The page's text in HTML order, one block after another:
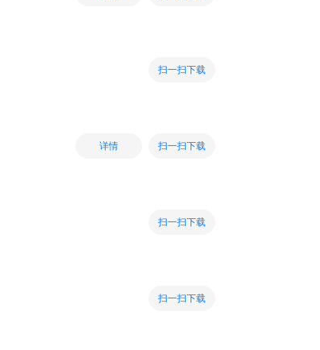
扫一扫下载
详情 扫一扫下载
扫一扫下载
扫一扫下载